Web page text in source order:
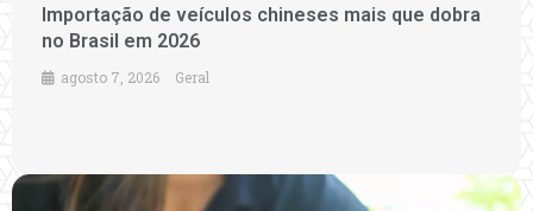
Importação de veículos chineses mais que dobra
no Brasil em 2026
agosto 7, 2026 Geral